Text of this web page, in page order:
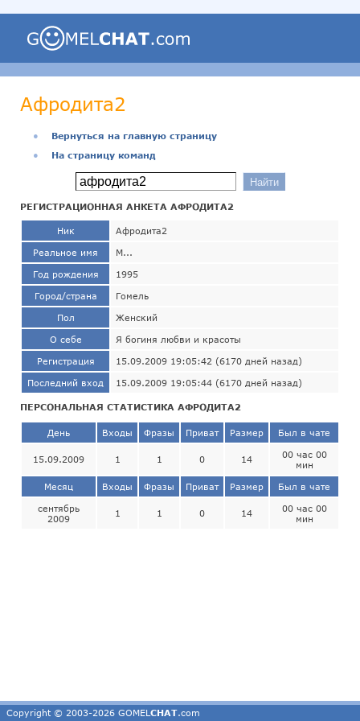
Афродита2
●
Вернуться на главную страницу
●
На страницу команд
РЕГИСТРАЦИОННАЯ АНКЕТА АФРОДИТА2
Ник Афродита2
Реальное имя М...
Год рождения 1995
Город/страна Гомель
Пол Женский
О себе Я богиня любви и красоты
Регистрация 15.09.2009 19:05:42 (6170 дней назад)
Последний вход 15.09.2009 19:05:44 (6170 дней назад)
ПЕРСОНАЛЬНАЯ СТАТИСТИКА АФРОДИТА2
День Входы Фразы Приват Размер Был в чате
15.09.2009 1 1 0 14
00 час 00
мин
Месяц Входы Фразы Приват Размер Был в чате
сентябрь
2009
1 1 0 14
00 час 00
мин
Copyright © 2003-2026 GOMEL CHAT.com